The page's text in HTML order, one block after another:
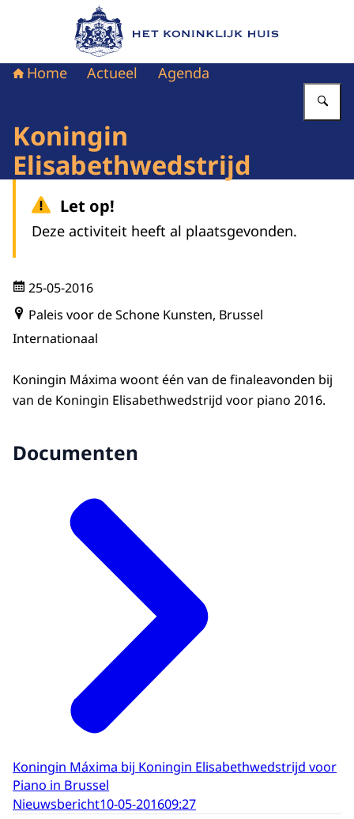
Naar de homepage van Het Koninklijk Huis
Home Actueel Agenda
Koningin
Elisabethwedstrijd
Let op!
Deze activiteit heeft al plaatsgevonden.
25-05-2016
Paleis voor de Schone Kunsten, Brussel
Internationaal
Koningin Máxima woont één van de finaleavonden bij
van de Koningin Elisabethwedstrijd voor piano 2016.
Documenten
Koningin Máxima bij Koningin Elisabethwedstrijd voor
Piano in Brussel
Nieuwsbericht10-05-201609:27